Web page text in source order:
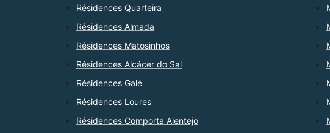
Résidences Quarteira
Résidences Almada
Résidences Matosinhos
Résidences Alcácer do Sal
Résidences Galé
Résidences Loures
Résidences Comporta Alentejo